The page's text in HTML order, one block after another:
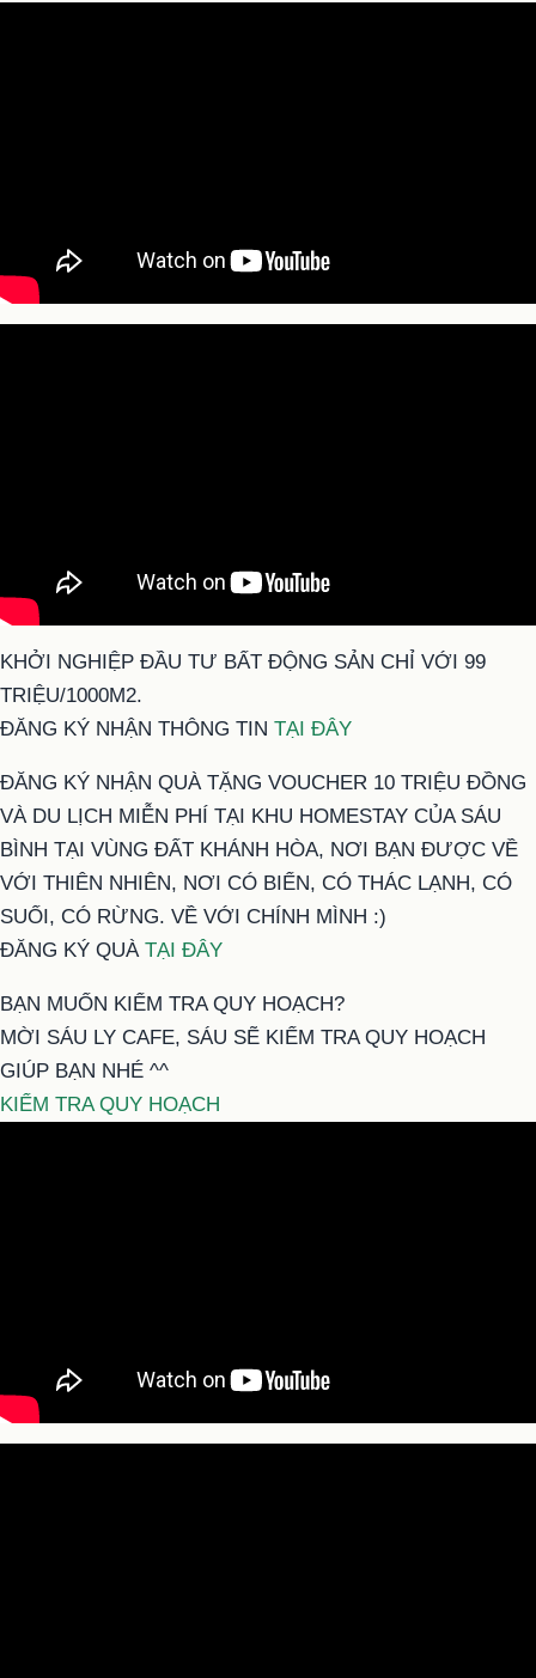
KHỞI NGHIỆP ĐẦU TƯ BẤT ĐỘNG SẢN CHỈ VỚI 99
TRIỆU/1000M2.
ĐĂNG KÝ NHẬN THÔNG TIN TẠI ĐÂY
ĐĂNG KÝ NHẬN QUÀ TẶNG VOUCHER 10 TRIỆU ĐỒNG
VÀ DU LỊCH MIỄN PHÍ TẠI KHU HOMESTAY CỦA SÁU
BÌNH TẠI VÙNG ĐẤT KHÁNH HÒA, NƠI BẠN ĐƯỢC VỀ
VỚI THIÊN NHIÊN, NƠI CÓ BIỂN, CÓ THÁC LẠNH, CÓ
SUỐI, CÓ RỪNG. VỀ VỚI CHÍNH MÌNH :)
ĐĂNG KÝ QUÀ TẠI ĐÂY
BẠN MUỐN KIỂM TRA QUY HOẠCH?
MỜI SÁU LY CAFE, SÁU SẼ KIỂM TRA QUY HOẠCH
GIÚP BẠN NHÉ ^^
KIỂM TRA QUY HOẠCH